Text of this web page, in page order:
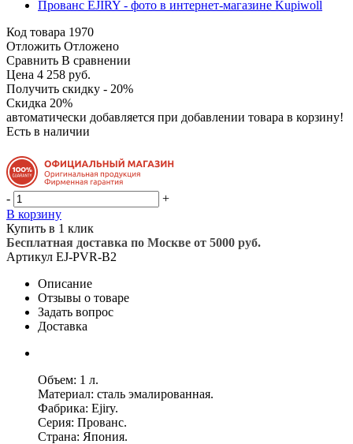
Код товара 1970
Отложить Отложено
Сравнить В сравнении
Цена 4 258 руб.
Получить скидку - 20%
Скидка 20%
автоматически добавляется при добавлении товара в корзину!
Есть в наличии
-
+
В корзину
Купить в 1 клик
Бесплатная доставка по Москве от 5000 руб.
Артикул EJ-PVR-B2
Описание
Отзывы о товаре
Задать вопрос
Доставка
Объем: 1 л.
Материал: сталь эмалированная.
Фабрика: Ejiry.
Серия: Прованс.
Страна: Япония.